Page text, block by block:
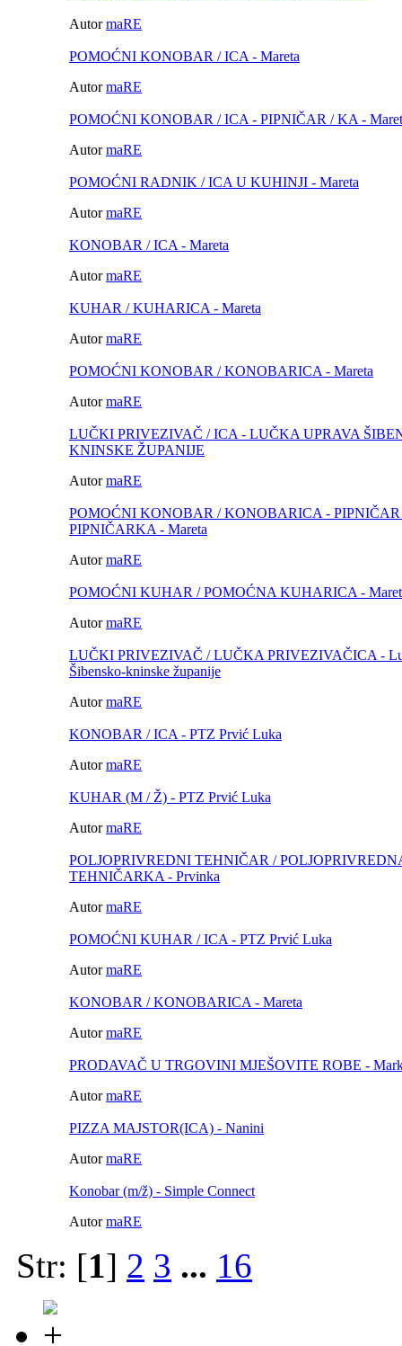
AutormaRE
POMOĆNI KONOBAR / ICA - Mareta
AutormaRE
POMOĆNI KONOBAR / ICA - PIPNIČAR / KA -
AutormaRE
POMOĆNI RADNIK / ICA U KUHINJI - Mareta
AutormaRE
KONOBAR / ICA - Mareta
AutormaRE
KUHAR / KUHARICA - Mareta
AutormaRE
POMOĆNI KONOBAR / KONOBARICA - Mareta
AutormaRE
LUČKI PRIVEZIVAČ / ICA - LUČKA UPRAVA
KNINSKE ŽUPANIJE
AutormaRE
POMOĆNI KONOBAR / KONOBARICA - PIPNIČAR
PIPNIČARKA - Mareta
AutormaRE
POMOĆNI KUHAR / POMOĆNA KUHARICA -
AutormaRE
LUČKI PRIVEZIVAČ / LUČKA PRIVEZIVAČICA -
Šibensko-kninske županije
AutormaRE
KONOBAR / ICA - PTZ Prvić Luka
AutormaRE
KUHAR (M / Ž) - PTZ Prvić Luka
AutormaRE
POLJOPRIVREDNI TEHNIČAR /
TEHNIČARKA - Prvinka
AutormaRE
POMOĆNI KUHAR / ICA - PTZ Prvić Luka
AutormaRE
KONOBAR / KONOBARICA - Mareta
AutormaRE
PRODAVAČ U TRGOVINI MJEŠOVITE ROBE -
AutormaRE
PIZZA MAJSTOR(ICA) - Nanini
AutormaRE
Konobar (m/ž) - Simple Connect
AutormaRE
Str: [1] 2 3 ... 16